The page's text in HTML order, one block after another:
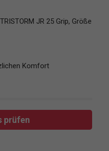
JR 25 Grip, Größe
Komfort
prüfen